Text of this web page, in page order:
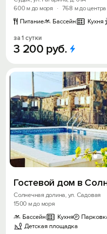
600 м до моря
· 768 м до центра
Питание
Бассейн Кухня
за 1 сутки
3 200 руб.
Гостевой дом в
Солнечная долина, ул. Садовая
1500 м до моря
Бассейн
Кухня
Детская площадка